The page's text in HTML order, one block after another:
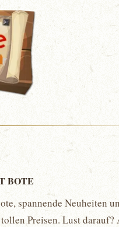
BOTE
spannende Neuheiten
Preisen. Lust